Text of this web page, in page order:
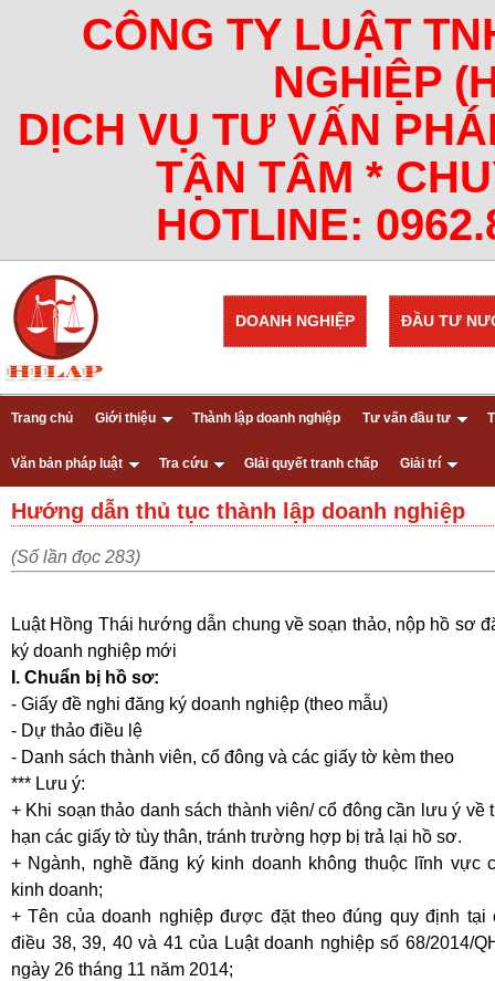
CÔNG TY LUẬT
NGHIỆP
DỊCH VỤ TƯ VẤN
TẬN TÂM *
HOTLINE:
ĐẦU TƯ
DOANH NGHIỆP
Trang chủ Giới thiệu Thành lập doanh nghiệp Tư vấn đầu tư
Văn bản pháp luật Tra cứu GIải quyết tranh chấp Giải trí
Hướng dẫn thủ tục thành lập doanh nghiệp
(Số lần đọc 283)
Luật Hồng Thái hướng dẫn chung về soạn thảo, nộp hồ sơ
ký doanh nghiệp mới
I. Chuẩn bị hồ sơ:
- Giấy đề nghi đăng ký doanh nghiệp (theo mẫu)
- Dự thảo điều lệ
- Danh sách thành viên, cổ đông và các giấy tờ kèm theo
*** Lưu ý:
+ Khi soạn thảo danh sách thành viên/ cổ đông cần lưu ý về
hạn các giấy tờ tùy thân, tránh trường hợp bị trả lại hồ sơ.
+ Ngành, nghề đăng ký kinh doanh không thuộc lĩnh vực
kinh doanh;
+ Tên của doanh nghiệp được đặt theo đúng quy định tại
điều 38, 39, 40 và 41 của Luật doanh nghiệp số 68/2014/
ngày 26 tháng 11 năm 2014;